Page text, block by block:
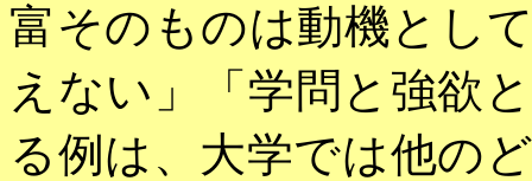
富そのものは動機とし
えない」「学問と強欲
る例は、大学では他の